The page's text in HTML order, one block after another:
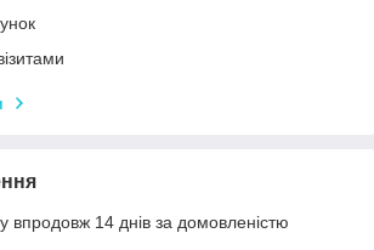
впродовж 14 днів за домовленістю